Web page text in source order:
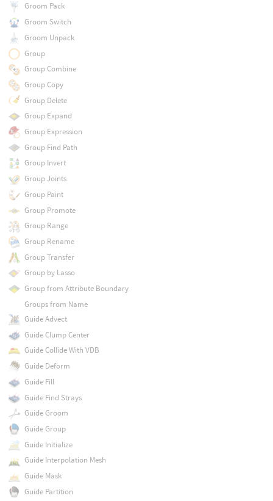
Groom Pack
Groom Switch
Groom Unpack
Group
Group Combine
Group Copy
Group Delete
Group Expand
Group Expression
Group Find Path
Group Invert
Group Joints
Group Paint
Group Promote
Group Range
Group Rename
Group Transfer
Group by Lasso
Group from Attribute Boundary
Groups from Name
Guide Advect
Guide Clump Center
Guide Collide With VDB
Guide Deform
Guide Fill
Guide Find Strays
Guide Groom
Guide Group
Guide Initialize
Guide Interpolation Mesh
Guide Mask
Guide Partition